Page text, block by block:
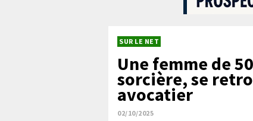
SUR LE NET
Une femme de
sorcière, se
avocatier
02/10/2025